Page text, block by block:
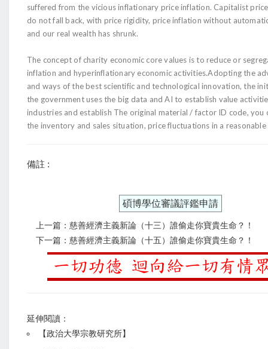
suffered from the vicious inflationary price inflation. Capitalist
do not fall back, with price rigidity, price inflation without
and our real wealth has shrunk.
The concept of charity economic core values ​​is to reduce or
inflation and hyperinflationary economic activities.Adopting the
and ways of the best scientific and technological innovation, the
the government uses the big data and AI to establish value
industries and establish The original material / factor ID code, you
the inventory and sales situation, price fluctuations in a reasonable
備註 :
碩博學位審議評鑑申請
上一篇：慈善經濟主義新論（十三）誰偷走你寶貴生命？！
下一篇：慈善經濟主義新論（十五）誰偷走你寶貴生命？！
延伸閱讀：
【政治大學宗教研究所】